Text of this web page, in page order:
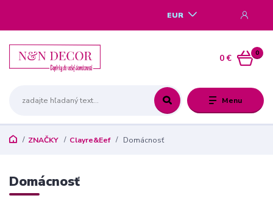
Menu
EUR
0
0 €
ZNAČKY Clayre&Eef Domácnosť
Domácnosť